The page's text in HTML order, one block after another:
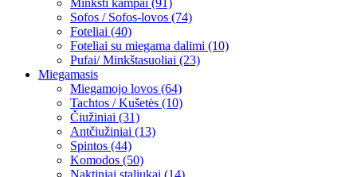
Minkšti kampai (91)
Sofos / Sofos-lovos (74)
Foteliai (40)
Foteliai su miegama dalimi (10)
Pufai/ Minkštasuoliai (23)
Miegamasis
Miegamojo lovos (64)
Tachtos / Kušetės (10)
Čiužiniai (31)
Antčiužiniai (13)
Spintos (44)
Komodos (50)
Naktiniai staliukai (14)